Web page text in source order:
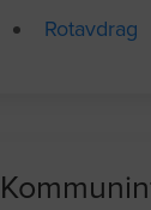
Rotavdrag